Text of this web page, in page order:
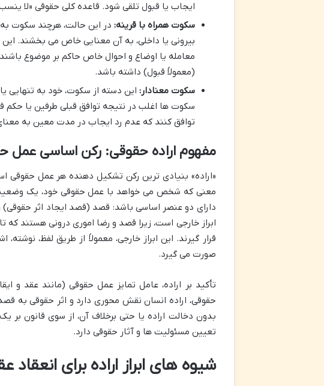
ایجاب یا قبول تلقی شود. قاعده کلی حقوقی «لا
سکوت همراه با قرینه: در این حالت، هرچند سکوت به
بیرونی یا داخلی، به آن معنایی خاص می بخشند.
معامله یا اوضاع و احوال خاص حاکم بر موضوع
(معمولاً قبول) داشته باشد.
سکوت معنادار: این دسته از سکوت، خود به
سکوت ها اغلب در نتیجه توافق قبلی طرفین یا حکم
توافق کنند که عدم رد ایجاب در مدت معین به
مفهوم اراده حقوقی: رکن اساسی عمل
«اراده» بنیادی ترین رکن تشکیل دهنده هر عمل حقوقی
معنی که شخص می خواهد با عمل حقوقی خود، یک وضعیت
دارای دو عنصر اساسی باشد: قصد (قصد ایجاد اثر حقوقی)
ابراز خارجی است، زیرا قصد و رضا اموری درونی هستند که
قرار گیرند. این ابراز خارجی، معمولاً از طریق لفظ،
صورت می گیرد.
تأکید بر اراده، عامل تمایز عمل حقوقی (مانند عقد و
حقوقی، اراده انسان نقش محوری دارد و اثر حقوقی به
بدون دخالت اراده یا حتی برخلاف آن، از سوی قانون بر
تعیین مسئولیت ها و آثار حقوقی دارد.
شیوه های ابراز اراده برای